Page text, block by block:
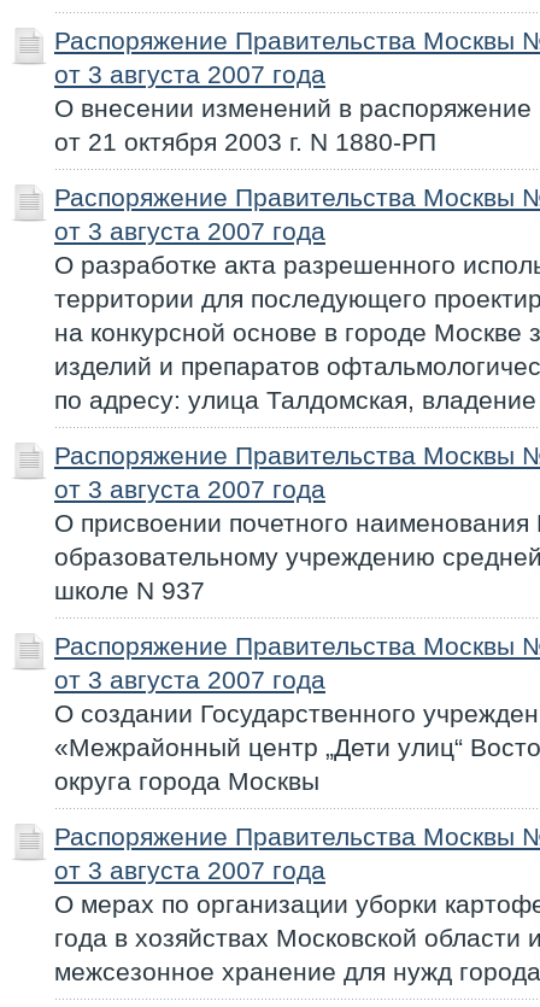
Распоряжение Правительства Москвы
от 3 августа 2007 года
О внесении изменений в
от 21 октября 2003 г. N 1880-РП
Распоряжение Правительства Москвы
от 3 августа 2007 года
О разработке акта разрешенного
территории для последующего
на конкурсной основе в городе Москве
изделий и препаратов
по адресу: улица Талдомская,
Распоряжение Правительства Москвы
от 3 августа 2007 года
О присвоении почетного наименования
образовательному учреждению
школе N 937
Распоряжение Правительства Москвы
от 3 августа 2007 года
О создании Государственного
«Межрайонный центр „Дети улиц“
округа города Москвы
Распоряжение Правительства Москвы
от 3 августа 2007 года
О мерах по организации уборки
года в хозяйствах Московской области
межсезонное хранение для нужд